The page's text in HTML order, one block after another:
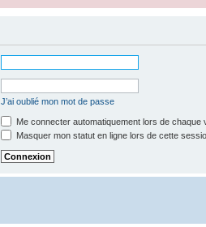
J’ai oublié mon mot de passe
Me connecter automatiquement lors de chaque
Masquer mon statut en ligne lors de cette